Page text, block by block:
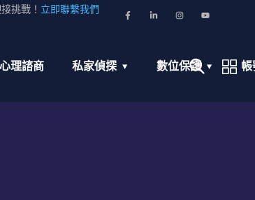
挑戰！ 立即聯繫我們
心理諮商 私家偵探 數位保護